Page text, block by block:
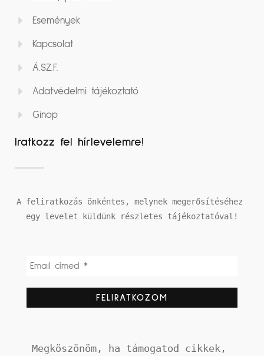
Események
Kapcsolat
Á.SZ.F.
Adatvédelmi tájékoztató
Ginop
Iratkozz fel hírlevelemre!
A feliratkozás önkéntes, melynek megerősítéséhez
egy levelet küldünk részletes tájékoztatóval!
Megköszönöm, ha támogatod cikkek,